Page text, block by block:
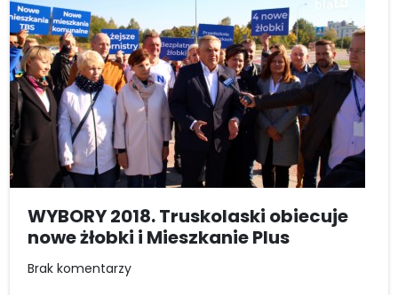
WYBORY 2018. Truskolaski obiecuje
nowe żłobki i Mieszkanie Plus
Brak komentarzy